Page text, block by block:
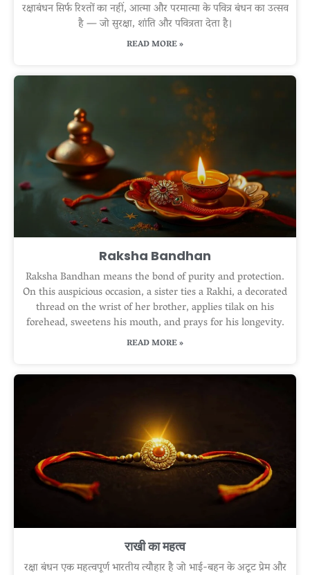
रक्षाबंधन सिर्फ रिश्तों का नहीं, आत्मा और परमात्मा के पवित्र बंधन का उत्सव
है — जो सुरक्षा, शांति और पवित्रता देता है।
READ MORE »
Raksha Bandhan
Raksha Bandhan means the bond of purity and protection.
On this auspicious occasion, a sister ties a Rakhi, a decorated
thread on the wrist of her brother, applies tilak on his
forehead, sweetens his mouth, and prays for his longevity.
READ MORE »
राखी का महत्व
रक्षा बंधन एक महत्वपूर्ण भारतीय त्यौहार है जो भाई-बहन के अटूट प्रेम और